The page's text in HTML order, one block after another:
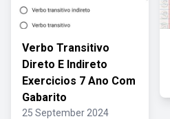
Verbo Transitivo
Direto E Indireto
Exercicios 7 Ano Com
Gabarito
25 September 2024